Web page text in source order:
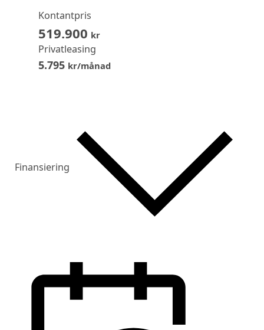
Kontantpris
519.900 kr
Privatleasing
5.795kr/månad
Finansiering